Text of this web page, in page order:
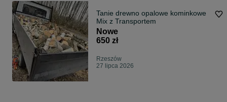
Tanie drewno opalowe kominkowe
Mix z Transportem
Nowe
650 zł
Rzeszów
27 lipca 2026